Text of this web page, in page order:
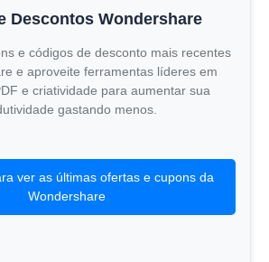
Descontos Wondershare
e códigos de desconto mais recentes
e aproveite ferramentas líderes em
e criatividade para aumentar sua
gastando menos.
ver as últimas ofertas e cupons da
Wondershare